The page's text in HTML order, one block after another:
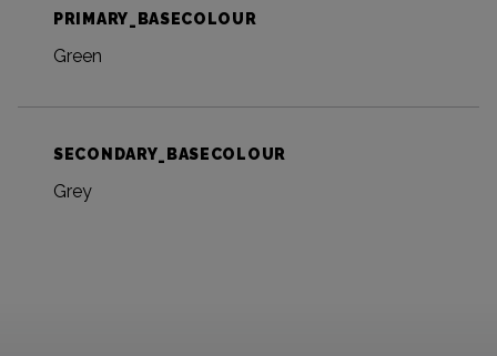
PRIMARY_BASECOLOUR
Green
SECONDARY_BASECOLOUR
Grey